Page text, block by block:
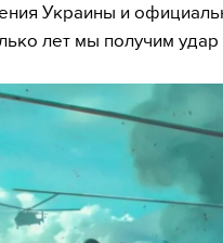
Украины и
лет мы получим